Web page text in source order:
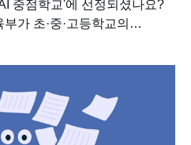
중점학교'에 선정되셨나요?
가 초·중·고등학교의